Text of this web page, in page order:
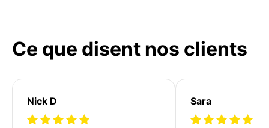
Ce que disent nos clients
Nick D Sara